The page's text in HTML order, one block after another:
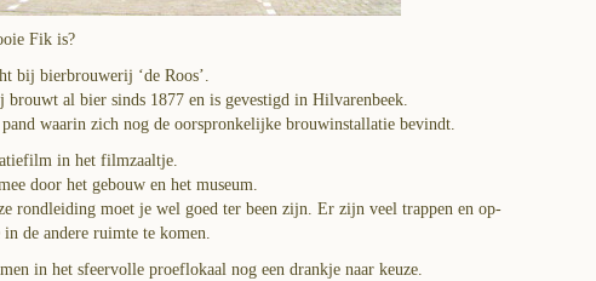
Fik is?
bij bierbrouwerij ‘de Roos’.
brouwt al bier sinds 1877 en is gevestigd in Hilvarenbeek.
waarin zich nog de oorspronkelijke brouwinstallatie bevindt.
in het filmzaaltje.
door het gebouw en het museum.
rondleiding moet je wel goed ter been zijn. Er zijn veel trappen en op-
in de andere ruimte te komen.
in het sfeervolle proeflokaal nog een drankje naar keuze.